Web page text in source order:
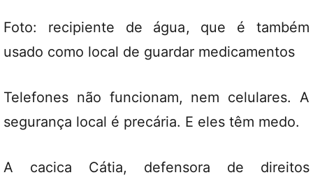
Foto: recipiente de água, que é também
usado como local de guardar medicamentos
Telefones não funcionam, nem celulares. A
segurança local é precária. E eles têm medo.
A cacica Cátia, defensora de direitos